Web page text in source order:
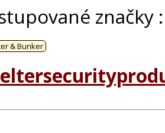
značky :
& Bunker